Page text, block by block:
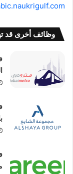
وظائف أخرى قد